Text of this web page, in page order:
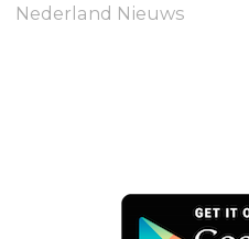
Nederland Nieuws